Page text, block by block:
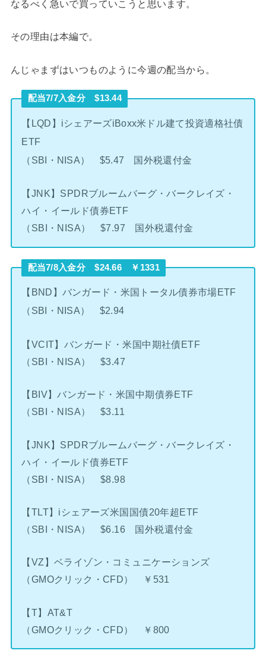
なるべく急いで買っていこうと思います。
その理由は本編で。
んじゃまずはいつものように今週の配当から。
配当7/7入金分 $13.44
【LQD】iシェアーズiBoxx米ドル建て投資適格社債
ETF
（SBI・NISA） $5.47 国外税還付金
【JNK】SPDRブルームバーグ・バークレイズ・
ハイ・イールド債券ETF
（SBI・NISA） $7.97 国外税還付金
配当7/8入金分 $24.66 ￥1331
【BND】バンガード・米国トータル債券市場ETF
（SBI・NISA） $2.94
【VCIT】バンガード・米国中期社債ETF
（SBI・NISA） $3.47
【BIV】バンガード・米国中期債券ETF
（SBI・NISA） $3.11
【JNK】SPDRブルームバーグ・バークレイズ・
ハイ・イールド債券ETF
（SBI・NISA） $8.98
【TLT】iシェアーズ米国国債20年超ETF
（SBI・NISA） $6.16 国外税還付金
【VZ】ベライゾン・コミュニケーションズ
（GMOクリック・CFD） ￥531
【T】AT&T
（GMOクリック・CFD） ￥800